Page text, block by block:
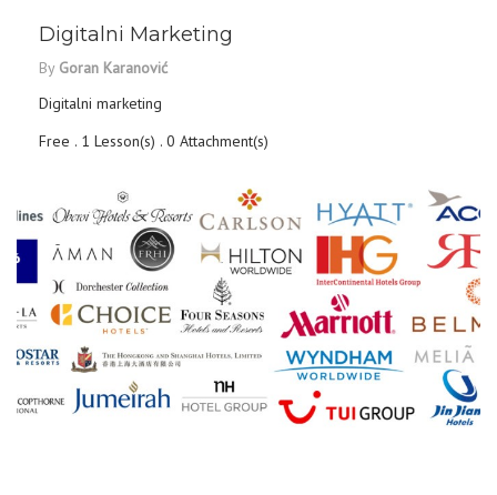
Digitalni Marketing
By Goran Karanović
Digitalni marketing
Free . 1 Lesson(s) . 0 Attachment(s)